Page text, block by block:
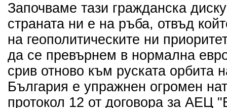
Започваме тази гражданска
страната ни е на ръба, отвъд
на геополитическите ни
да се превърнем в нормална
срив отново към руската орбита
България е упражнен огромен
протокол 12 от договора за АЕЦ